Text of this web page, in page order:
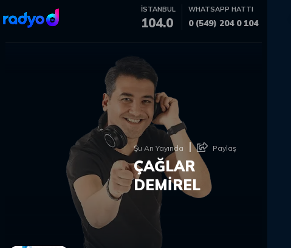
İSTANBUL
104.0
WHATSAPP HATTI
0 (549) 204 0 104
Şu An Yayında Paylaş
ÇAĞLAR
DEMİREL